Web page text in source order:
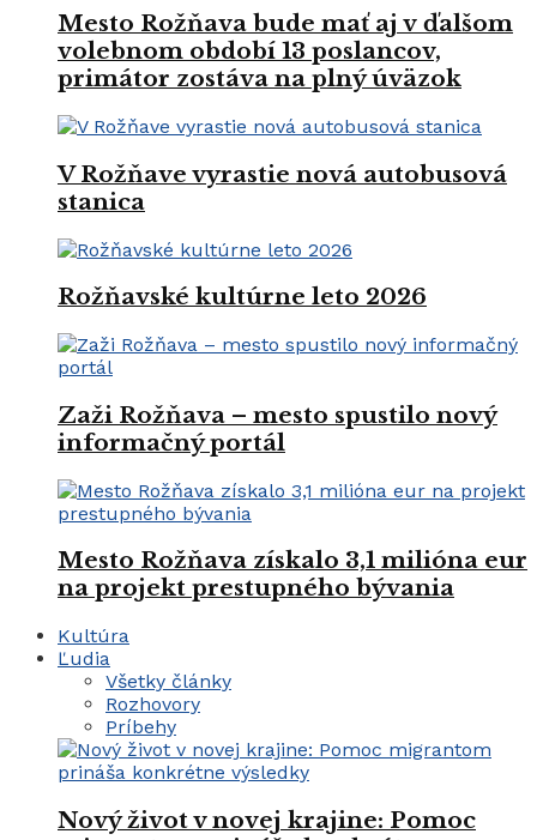
Mesto Rožňava bude mať aj v ďalšom
volebnom období 13 poslancov,
primátor zostáva na plný úväzok
V Rožňave vyrastie nová autobusová
stanica
Rožňavské kultúrne leto 2026
Zaži Rožňava – mesto spustilo nový
informačný portál
Mesto Rožňava získalo 3,1 milióna eur
na projekt prestupného bývania
Kultúra
Ľudia
Všetky články
Rozhovory
Príbehy
Nový život v novej krajine: Pomoc